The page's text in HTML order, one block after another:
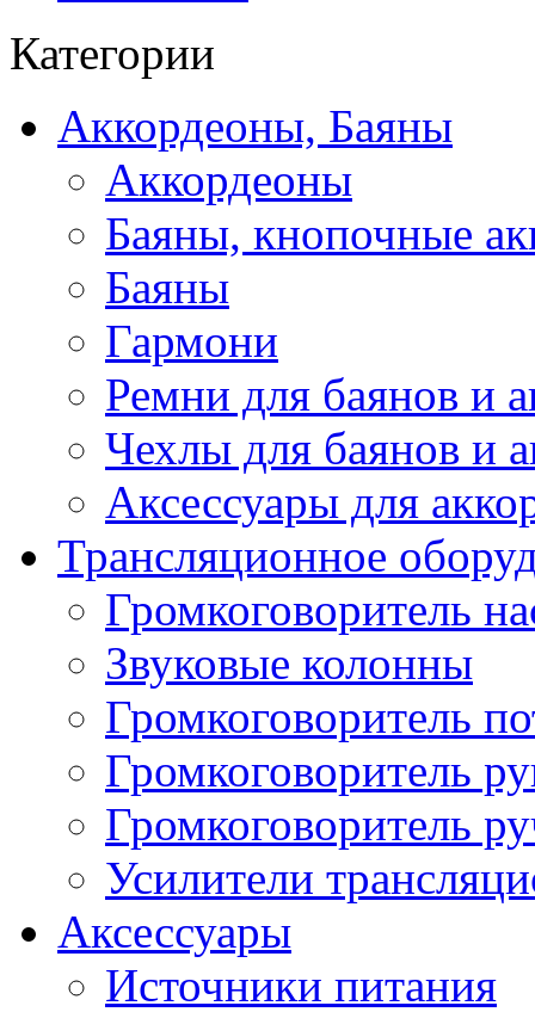
Категории
Аккордеоны, Баяны
Аккордеоны
Баяны, кнопочные
Баяны
Гармони
Ремни для баянов и
Чехлы для баянов и
Аксессуары для
Трансляционное
Громкоговоритель
Звуковые колонны
Громкоговоритель
Громкоговоритель
Громкоговоритель
Усилители
Аксессуары
Источники питания